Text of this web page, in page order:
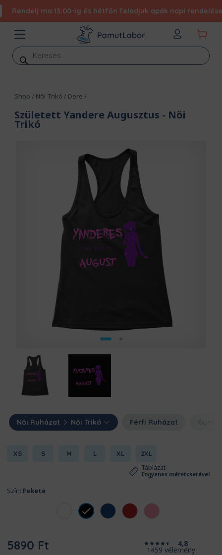
Rendelj ma 13:00-ig és hétfőn feladjuk apák napi rendelésed
Products
search
Shop / Női Trikó / Dere /
Született Yandere Augusztus - Női
Trikó
Női Ruházat Női Trikó Férfi Ruházat
XS S M L XL 2XL
Táblázat
Ingyenes méretcserével
Szín: Fekete
5890 Ft 4,8
1459 vélemény